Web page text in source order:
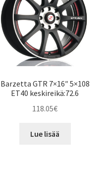
Barzetta GTR 7×16″ 5×108
ET40 keskireikä:72.6
118.05€
Lue lisää